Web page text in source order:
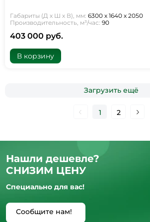
Габариты (Д х Ш х В), мм: 6300 х 1640 х 2050
Производительность, м³/час: 90
403 000 руб.
В корзину
Загрузить ещё
1 2
Нашли дешевле?
СНИЗИМ ЦЕНУ
Специально для вас!
Сообщите нам!